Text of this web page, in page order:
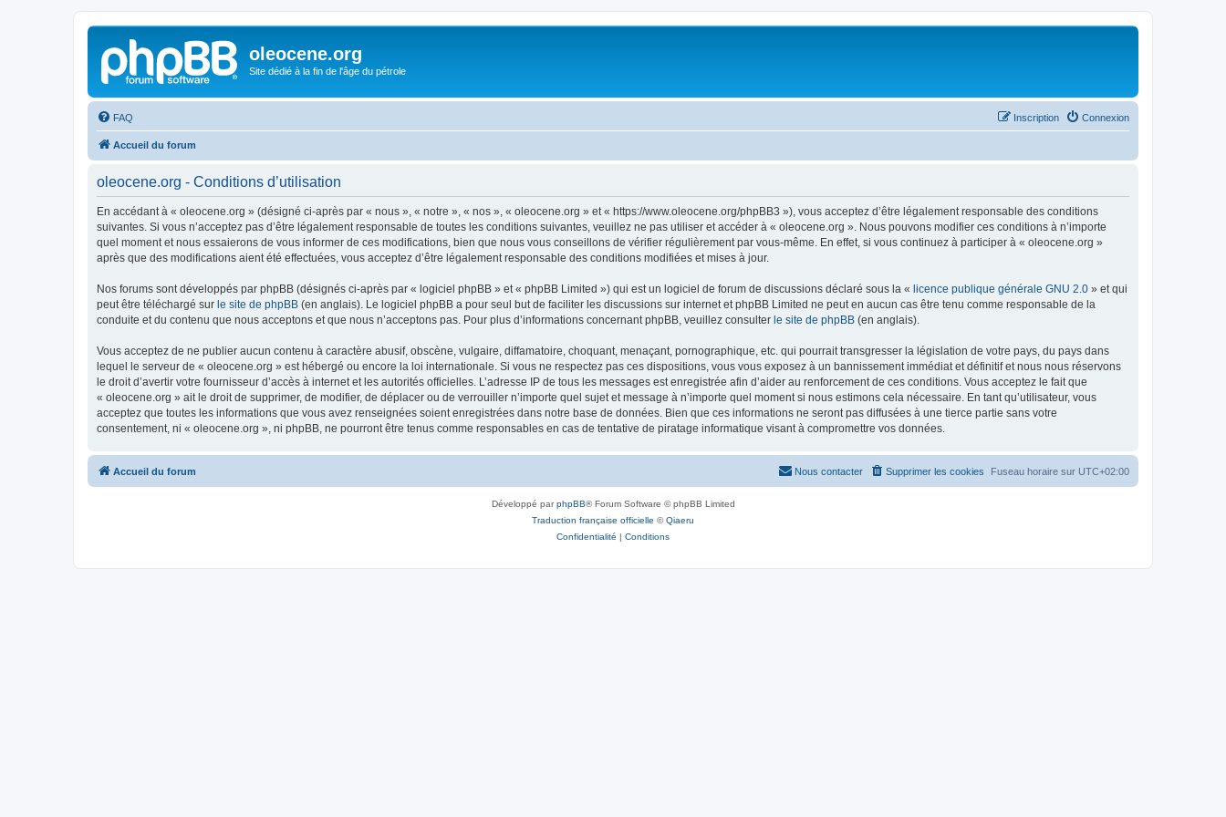
oleocene.org
Site dédié à la fin de l'âge du pétrole
FAQ Connexion
Inscription
Accueil du forum
oleocene.org - Conditions d’utilisation
En accédant à « oleocene.org » (désigné ci-après par « nous », « notre », « nos », « oleocene.org » et « https://www.oleocene.org/phpBB3 »), vous acceptez d’être légalement responsable des conditions
suivantes. Si vous n’acceptez pas d’être légalement responsable de toutes les conditions suivantes, veuillez ne pas utiliser et accéder à « oleocene.org ». Nous pouvons modifier ces conditions à n’importe
quel moment et nous essaierons de vous informer de ces modifications, bien que nous vous conseillons de vérifier régulièrement par vous-même. En effet, si vous continuez à participer à « oleocene.org »
après que des modifications aient été effectuées, vous acceptez d’être légalement responsable des conditions modifiées et mises à jour.
Nos forums sont développés par phpBB (désignés ci-après par « logiciel phpBB » et « phpBB Limited ») qui est un logiciel de forum de discussions déclaré sous la « licence publique générale GNU 2.0 » et qui
peut être téléchargé sur le site de phpBB (en anglais). Le logiciel phpBB a pour seul but de faciliter les discussions sur internet et phpBB Limited ne peut en aucun cas être tenu comme responsable de la
conduite et du contenu que nous acceptons et que nous n’acceptons pas. Pour plus d’informations concernant phpBB, veuillez consulter le site de phpBB (en anglais).
Vous acceptez de ne publier aucun contenu à caractère abusif, obscène, vulgaire, diffamatoire, choquant, menaçant, pornographique, etc. qui pourrait transgresser la législation de votre pays, du pays dans
lequel le serveur de « oleocene.org » est hébergé ou encore la loi internationale. Si vous ne respectez pas ces dispositions, vous vous exposez à un bannissement immédiat et définitif et nous nous réservons
le droit d’avertir votre fournisseur d’accès à internet et les autorités officielles. L’adresse IP de tous les messages est enregistrée afin d’aider au renforcement de ces conditions. Vous acceptez le fait que
« oleocene.org » ait le droit de supprimer, de modifier, de déplacer ou de verrouiller n’importe quel sujet et message à n’importe quel moment si nous estimons cela nécessaire. En tant qu’utilisateur, vous
acceptez que toutes les informations que vous avez renseignées soient enregistrées dans notre base de données. Bien que ces informations ne seront pas diffusées à une tierce partie sans votre
consentement, ni « oleocene.org », ni phpBB, ne pourront être tenus comme responsables en cas de tentative de piratage informatique visant à compromettre vos données.
Accueil du forum Fuseau horaire sur UTC+02:00
Supprimer les cookies
Nous contacter
Développé parphpBB® Forum Software © phpBB Limited
Traduction française officielle ©Qiaeru
Confidentialité | Conditions